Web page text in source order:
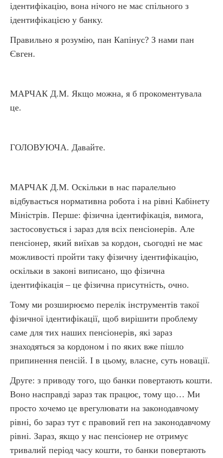
ідентифікацію, вона нічого не має спільного з
ідентифікацією у банку.
Правильно я розумію, пан Капінус? З нами пан
Євген.
МАРЧАК Д.М. Якщо можна, я б прокоментувала
це.
ГОЛОВУЮЧА. Давайте.
МАРЧАК Д.М. Оскільки в нас паралельно
відбувається нормативна робота і на рівні Кабінету
Міністрів. Перше: фізична ідентифікація, вимога,
застосовується і зараз для всіх пенсіонерів. Але
пенсіонер, який виїхав за кордон, сьогодні не має
можливості пройти таку фізичну ідентифікацію,
оскільки в законі виписано, що фізична
ідентифікація – це фізична присутність, очно.
Тому ми розширюємо перелік інструментів такої
фізичної ідентифікації, щоб вирішити проблему
саме для тих наших пенсіонерів, які зараз
знаходяться за кордоном і по яких вже пішло
припинення пенсій. І в цьому, власне, суть новації.
Друге: з приводу того, що банки повертають кошти.
Воно насправді зараз так працює, тому що… Ми
просто хочемо це врегулювати на законодавчому
рівні, бо зараз тут є правовий геп на законодавчому
рівні. Зараз, якщо у нас пенсіонер не отримує
тривалий період часу кошти, то банки повертають